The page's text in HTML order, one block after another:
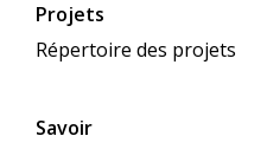
Projets
Répertoire des projets
Savoir